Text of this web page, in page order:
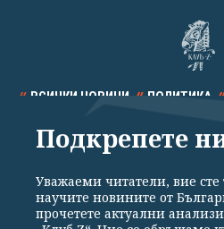
ВСИЧКИ НОВИНИ ПОЛИТИКА
СПОРТ КУЛТУРА
Подкрепете
Уважаеми читатели, вие сте
научите новините от
прочетете актуални